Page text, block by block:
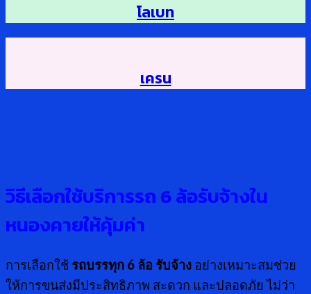
โลเบท
เครน
วิธีเลือกใช้บริการรถ6 ล้อรับจ้างใน
หนองคายให้คุ้มค่า
การเลือกใช้ รถบรรทุก 6 ล้อ รับจ้าง อย่างเหมาะสมช่วย
ให้การขนส่งมีประสิทธิภาพ สะดวก และปลอดภัย ไม่ว่า